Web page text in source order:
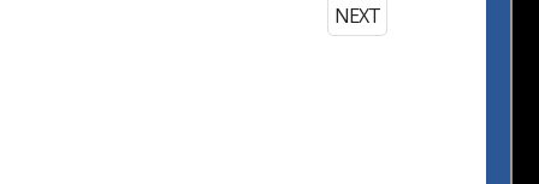
NEXT